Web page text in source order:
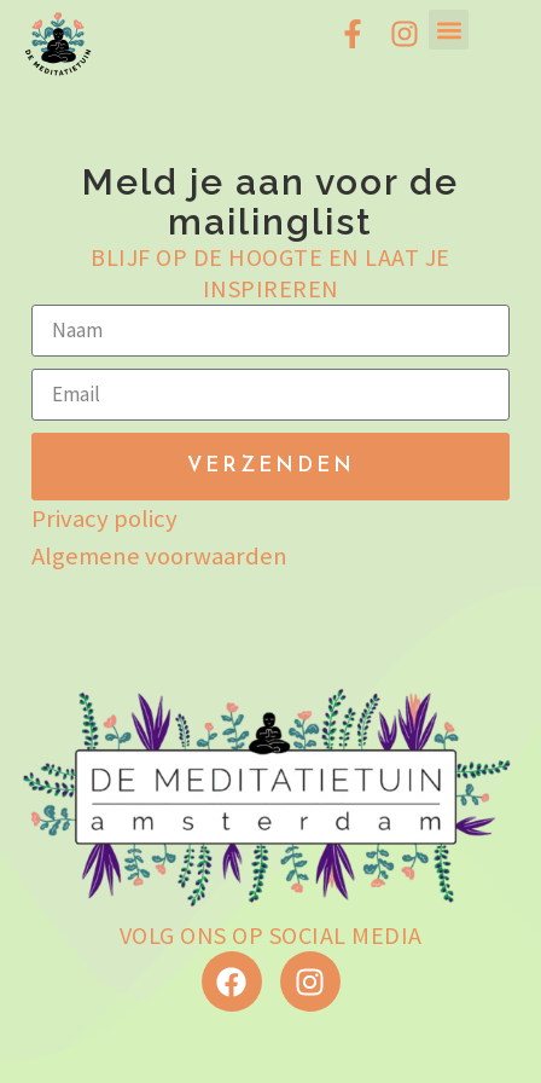
VOLG ONS OP SOCIAL MEDIA
Meld je aan voor de
mailinglist
BLIJF OP DE HOOGTE EN LAAT JE
INSPIREREN
VERZENDEN
Privacy policy
Algemene voorwaarden